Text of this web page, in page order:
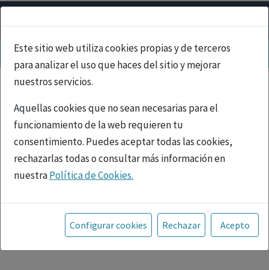
Este sitio web utiliza cookies propias y de terceros
para analizar el uso que haces del sitio y mejorar
nuestros servicios.
Aquellas cookies que no sean necesarias para el
funcionamiento de la web requieren tu
consentimiento. Puedes aceptar todas las cookies,
rechazarlas todas o consultar más información en
nuestraPolítica de Cookies.
Toda la información incluida en la Página Web está
referida a productos del mercado español y, por
tanto, dirigida a profesionales sanitarios legalmente
facultados para prescribir o dispensar medicamentos
Configurar cookies Rechazar Acepto